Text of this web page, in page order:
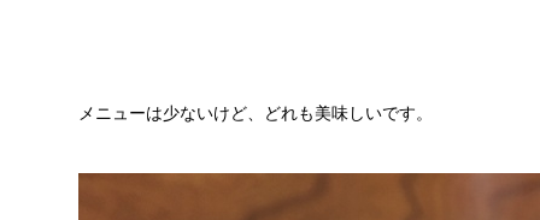
メニューは少ないけど、どれも美味しいです。